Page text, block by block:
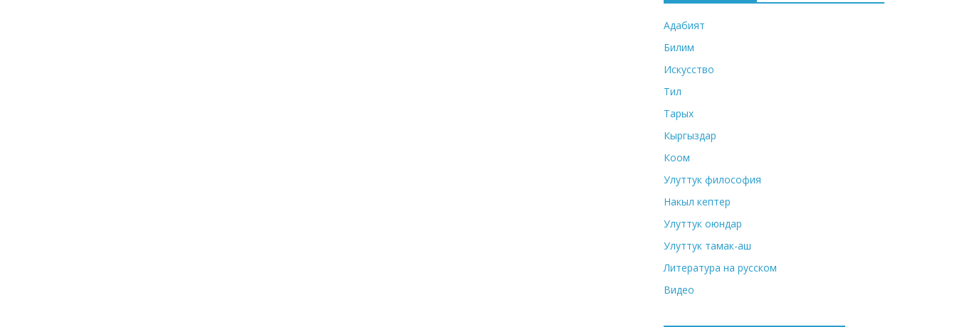
Адабият
Билим
Искусство
Тил
Тарых
Кыргыздар
Коом
Улуттук философия
Накыл кептер
Улуттук оюндар
Улуттук тамак-аш
Литература на русском
Видео